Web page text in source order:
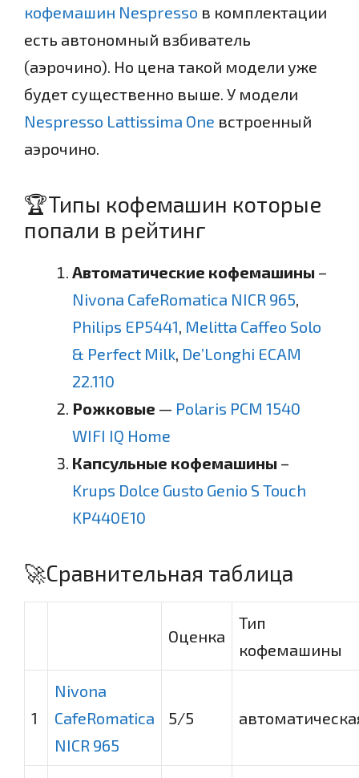
кофемашин Nespresso в комплектации
есть автономный взбиватель
(аэрочино). Но цена такой модели уже
будет существенно выше. У модели
Nespresso Lattissima One встроенный
аэрочино.
🏆Типы кофемашин которые
попали в рейтинг
Автоматические кофемашины –
Nivona CafeRomatica NICR 965,
Philips EP5441, Melitta Caffeo Solo
& Perfect Milk, De’Longhi ECAM
22.110
Рожковые — Polaris PCM 1540
WIFI IQ Home
Капсульные кофемашины –
Krups Dolce Gusto Genio S Touch
KP440E10
🚀Сравнительная таблица
Оценка
Тип
кофемашины
1
Nivona
CafeRomatica
NICR 965
5/5